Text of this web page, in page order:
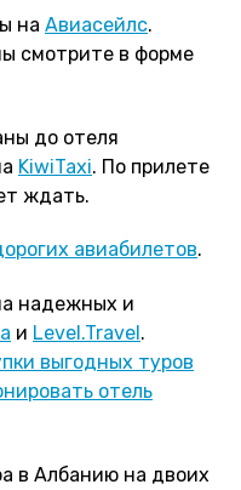
на Авиасейлс.
смотрите в форме
до отеля
KiwiTaxi. По прилете
ждать.
авиабилетов.
надежных и
и Level.Travel .
выгодных туров
отель
в Албанию на двоих